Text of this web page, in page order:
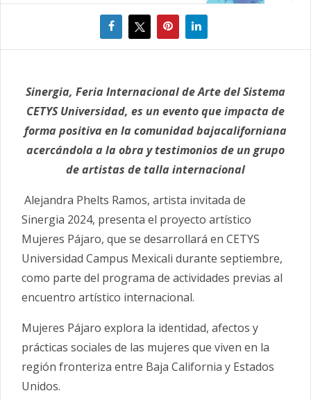
Sinergia, Feria Internacional de Arte del Sistema
CETYS Universidad, es un evento que impacta de
forma positiva en la comunidad bajacaliforniana
acercándola a la obra y testimonios de un grupo
de artistas de talla internacional
Alejandra Phelts Ramos, artista invitada de
Sinergia 2024, presenta el proyecto artístico
Mujeres Pájaro, que se desarrollará en CETYS
Universidad Campus Mexicali durante septiembre,
como parte del programa de actividades previas al
encuentro artístico internacional.
Mujeres Pájaro explora la identidad, afectos y
prácticas sociales de las mujeres que viven en la
región fronteriza entre Baja California y Estados
Unidos.